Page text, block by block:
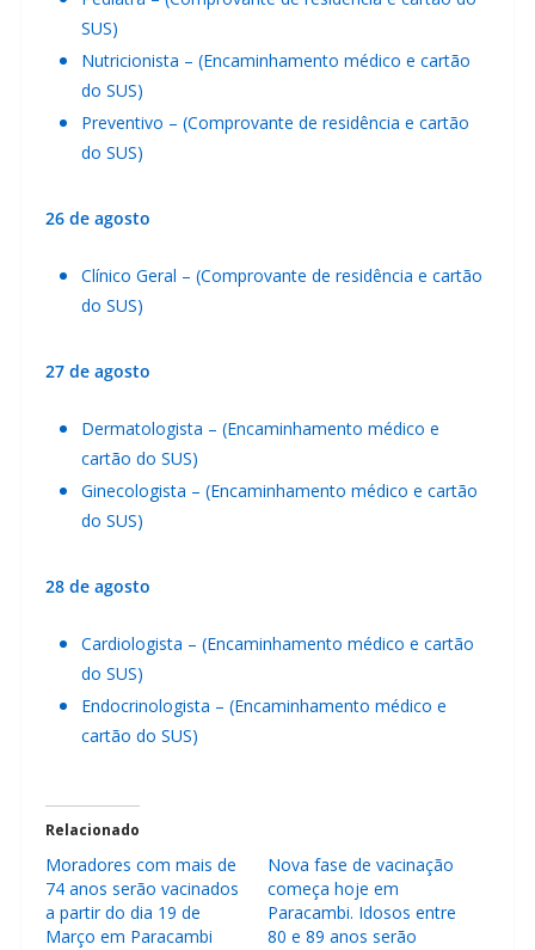
SUS)
Nutricionista – (Encaminhamento médico e cartão
do SUS)
Preventivo – (Comprovante de residência e cartão
do SUS)
26 de agosto
Clínico Geral – (Comprovante de residência e cartão
do SUS)
27 de agosto
Dermatologista – (Encaminhamento médico e
cartão do SUS)
Ginecologista – (Encaminhamento médico e cartão
do SUS)
28 de agosto
Cardiologista – (Encaminhamento médico e cartão
do SUS)
Endocrinologista – (Encaminhamento médico e
cartão do SUS)
Relacionado
Moradores com mais de
74 anos serão vacinados
a partir do dia 19 de
Março em Paracambi
Nova fase de vacinação
começa hoje em
Paracambi. Idosos entre
80 e 89 anos serão